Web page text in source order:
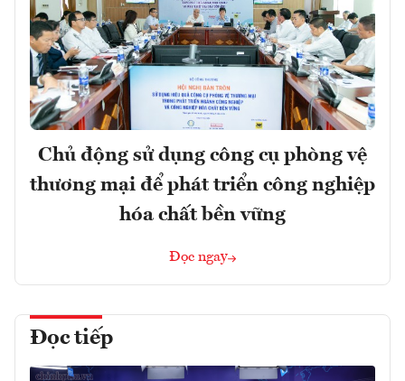
Chủ động sử dụng công cụ phòng vệ
thương mại để phát triển công nghiệp
hóa chất bền vững
Đọc ngay
Đọc tiếp